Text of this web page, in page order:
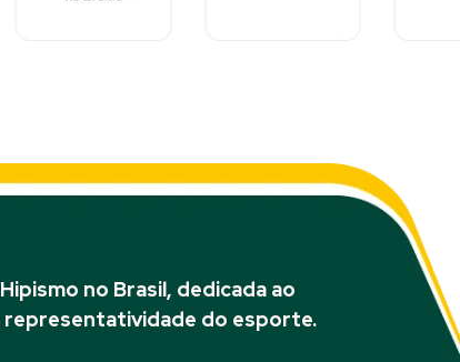
no Brasil, dedicada ao
representatividade do esporte.